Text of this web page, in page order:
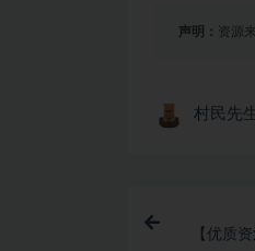
声明： 资源
村民先生
【优质